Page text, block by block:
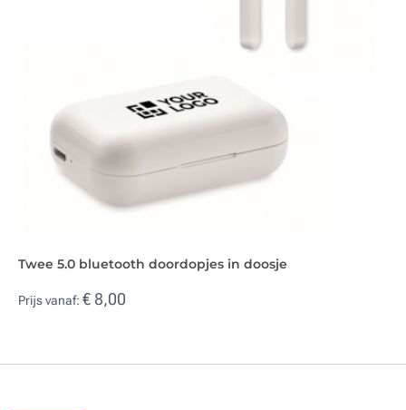
Twee 5.0 bluetooth doordopjes in doosje
Prijs vanaf: € 8,00